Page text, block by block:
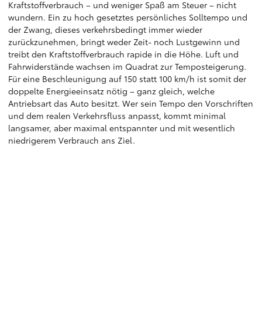
Kraftstoffverbrauch – und weniger Spaß am Steuer – nicht
wundern. Ein zu hoch gesetztes persönliches Solltempo und
der Zwang, dieses verkehrsbedingt immer wieder
zurückzunehmen, bringt weder Zeit- noch Lustgewinn und
treibt den Kraftstoffverbrauch rapide in die Höhe. Luft und
Fahrwiderstände wachsen im Quadrat zur Temposteigerung.
Für eine Beschleunigung auf 150 statt 100 km/h ist somit der
doppelte Energieeinsatz nötig – ganz gleich, welche
Antriebsart das Auto besitzt. Wer sein Tempo den Vorschriften
und dem realen Verkehrsfluss anpasst, kommt minimal
langsamer, aber maximal entspannter und mit wesentlich
niedrigerem Verbrauch ans Ziel.